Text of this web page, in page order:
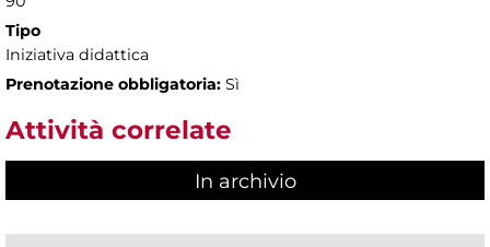
Tipo
Iniziativa didattica
Prenotazione obbligatoria: Sì
Attività correlate
In archivio